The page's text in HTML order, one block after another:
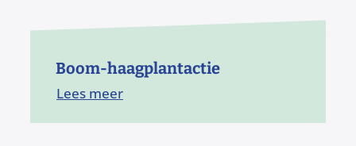
Boom-haagplantactie
Lees meer